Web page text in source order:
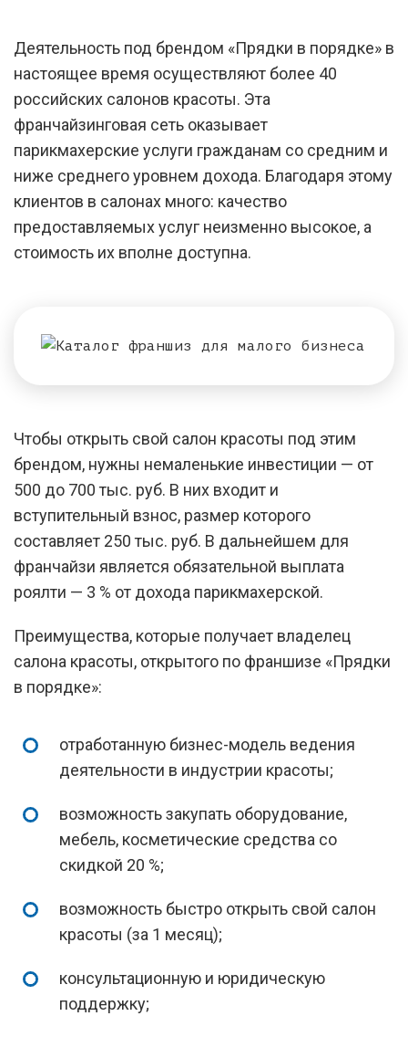
Деятельность под брендом «Прядки в порядке» в
настоящее время осуществляют более 40
российских салонов красоты. Эта
франчайзинговая сеть оказывает
парикмахерские услуги гражданам со средним и
ниже среднего уровнем дохода. Благодаря этому
клиентов в салонах много: качество
предоставляемых услуг неизменно высокое, а
стоимость их вполне доступна.
Чтобы открыть свой салон красоты под этим
брендом, нужны немаленькие инвестиции — от
500 до 700 тыс. руб. В них входит и
вступительный взнос, размер которого
составляет 250 тыс. руб. В дальнейшем для
франчайзи является обязательной выплата
роялти — 3 % от дохода парикмахерской.
Преимущества, которые получает владелец
салона красоты, открытого по франшизе «Прядки
в порядке»:
отработанную бизнес-модель ведения
деятельности в индустрии красоты;
возможность закупать оборудование,
мебель, косметические средства со
скидкой 20 %;
возможность быстро открыть свой салон
красоты (за 1 месяц);
консультационную и юридическую
поддержку;